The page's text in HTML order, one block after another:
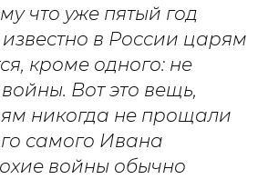
что уже пятый год
в России царям
кроме одного: не
Вот это вещь,
никогда не прощали
самого Ивана
войны обычно